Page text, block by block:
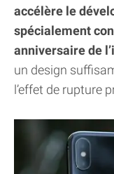
accélère le
spécialement
anniversaire de
un design
l’effet de rupture